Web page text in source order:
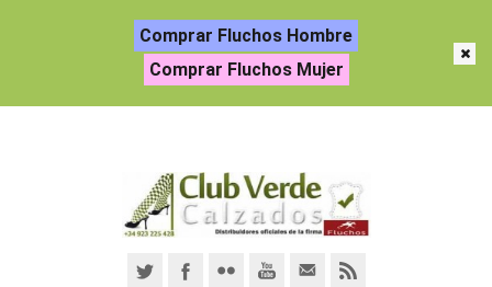
Comprar Fluchos Hombre
Comprar Fluchos Mujer